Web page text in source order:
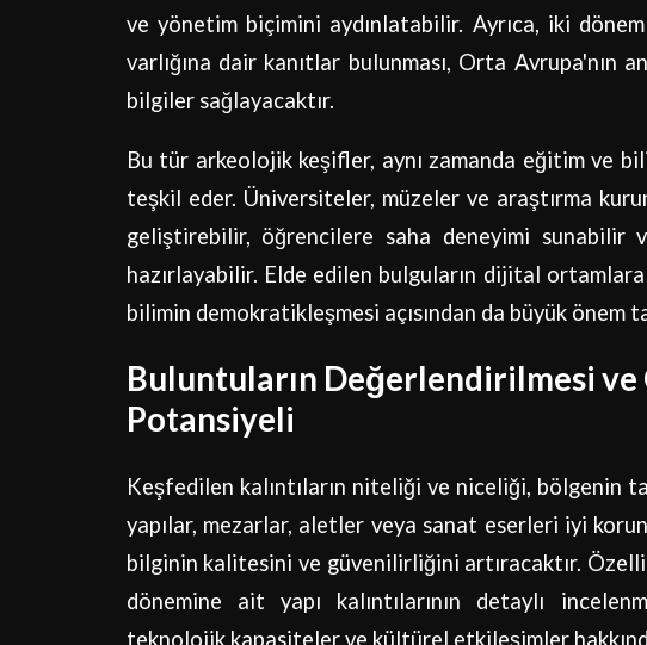
ve yönetim biçimini aydınlatabilir. Ayrıca, iki
varlığına dair kanıtlar bulunması, Orta Avrupa'nın
bilgiler sağlayacaktır.
Bu tür arkeolojik keşifler, aynı zamanda eğitim ve
teşkil eder. Üniversiteler, müzeler ve araştırma
geliştirebilir, öğrencilere saha deneyimi sunabilir
hazırlayabilir. Elde edilen bulguların dijital
bilimin demokratikleşmesi açısından da büyük önem
Buluntuların Değerlendirilmesi ve
Potansiyeli
Keşfedilen kalıntıların niteliği ve niceliği, bölgenin
yapılar, mezarlar, aletler veya sanat eserleri iyi
bilginin kalitesini ve güvenilirliğini artıracaktır.
dönemine ait yapı kalıntılarının detaylı
teknolojik kapasiteler ve kültürel etkileşimler